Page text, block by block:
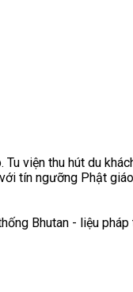
viện thu hút du
tín ngưỡng Phật
Bhutan - liệu